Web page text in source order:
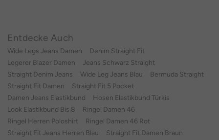
Entdecke Auch
Wide Legs Jeans Damen
Denim Straight Fit
Legerer Blazer Damen
Jeans Schwarz Straight
Straight Denim Jeans
Wide Leg Jeans Blau
Bermuda Straight
Straight Fit Damen
Straight Fit 5 Pocket
Damen Jeans Elastikbund
Hosen Elastikbund Türkis
Look Elastikbund Bis 8
Ringel Damen 46
Ringel Herren Poloshirt
Ringel Damen 46 Rot
Straight Fit Jeans Herren Blau
Straight Fit Damen Braun